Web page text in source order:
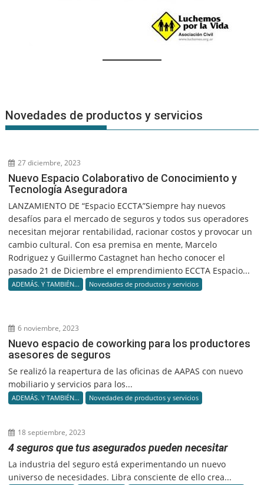
Novedades de productos y servicios
27 diciembre, 2023
Nuevo Espacio Colaborativo de Conocimiento y
Tecnología Aseguradora
LANZAMIENTO DE “Espacio ECCTA”Siempre hay nuevos
desafíos para el mercado de seguros y todos sus operadores
necesitan mejorar rentabilidad, racionar costos y provocar un
cambio cultural. Con esa premisa en mente, Marcelo
Rodriguez y Guillermo Castagnet han hecho conocer el
pasado 21 de Diciembre el emprendimiento ECCTA Espacio...
ADEMÁS. Y TAMBIÉN... Novedades de productos y servicios
6 noviembre, 2023
Nuevo espacio de coworking para los productores
asesores de seguros
Se realizó la reapertura de las oficinas de AAPAS con nuevo
mobiliario y servicios para los...
ADEMÁS. Y TAMBIÉN... Novedades de productos y servicios
18 septiembre, 2023
4 seguros que tus asegurados pueden necesitar
La industria del seguro está experimentando un nuevo
universo de necesidades. Libra consciente de ello crea...